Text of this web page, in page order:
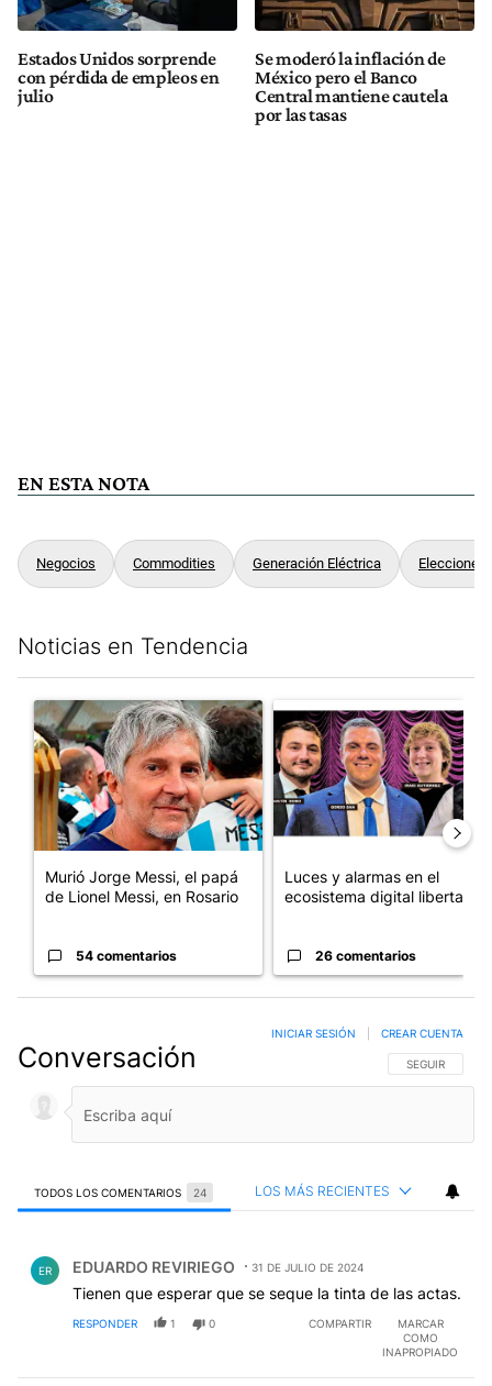
Estados Unidos sorprende
con pérdida de empleos en
julio
Se moderó la inflación de
México pero el Banco
Central mantiene cautela
por las tasas
EN ESTA NOTA
Negocios Commodities Generación Eléctrica Elecciones
Noticias en Tendencia
Un artículo de tendencia con el título "Murió Jorge Messi, el
Murió Jorge Messi, el papá
de Lionel Messi, en Rosario
54 comentarios
Un artículo de tendencia con
Luces y alarmas en el
ecosistema digital libertario
26 comentarios
Conversación SIGA ESTA
SEGUIR
INICIAR SESIÓN CREAR CUENTA
TODOS LOS COMENTARIOS 24 LOS MÁS RECIENTES
ER EDUARDO REVIRIEGO 31 DE JULIO DE 2024
Tienen que esperar que se seque la tinta de las actas.
RESPONDER 1 0 COMPARTIR
MARCAR
COMO
INAPROPIADO